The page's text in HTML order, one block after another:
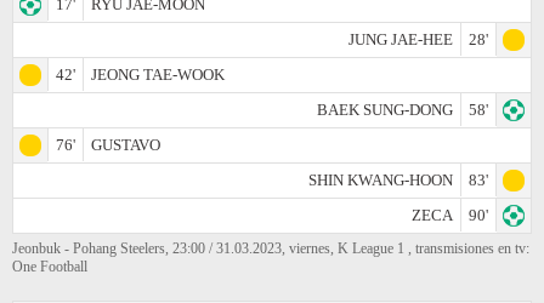
17'
RYU JAE-MOON
JUNG JAE-HEE
28'
42'
JEONG TAE-WOOK
BAEK SUNG-DONG
58'
76'
GUSTAVO
SHIN KWANG-HOON
83'
ZECA
90'
Jeonbuk - Pohang Steelers, 23:00 / 31.03.2023, viernes, K League 1 , transmisiones en tv:
One Football